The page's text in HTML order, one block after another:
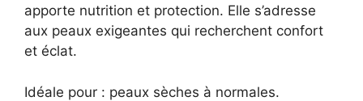
apporte nutrition et protection. Elle s’adresse
aux peaux exigeantes qui recherchent confort
et éclat.
Idéale pour : peaux sèches à normales.